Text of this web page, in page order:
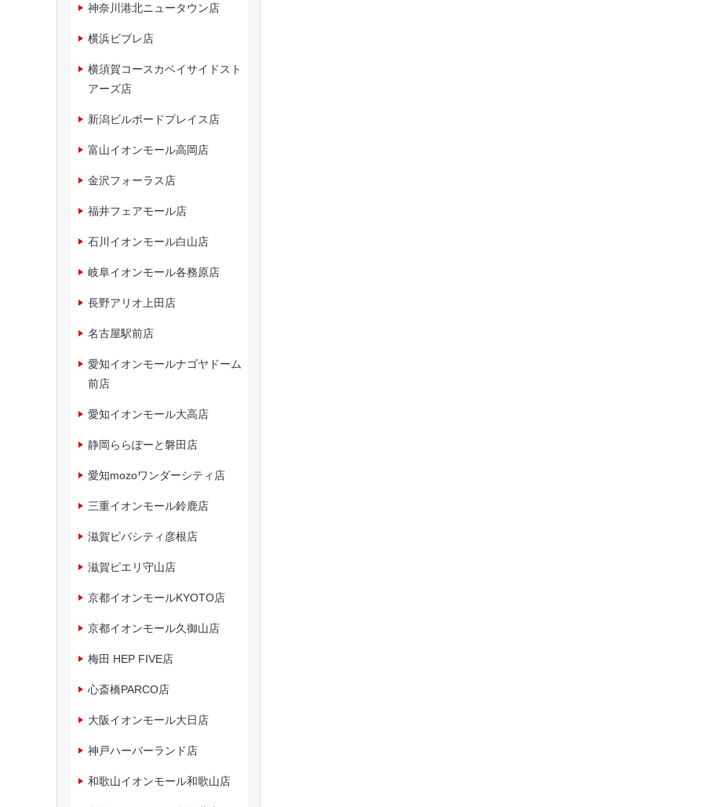
神奈川港北ニュータウン店
横浜ビブレ店
横須賀コースカベイサイドスト
アーズ店
新潟ビルボードプレイス店
富山イオンモール高岡店
金沢フォーラス店
福井フェアモール店
石川イオンモール白山店
岐阜イオンモール各務原店
長野アリオ上田店
名古屋駅前店
愛知イオンモールナゴヤドーム
前店
愛知イオンモール大高店
静岡ららぽーと磐田店
愛知mozoワンダーシティ店
三重イオンモール鈴鹿店
滋賀ビバシティ彦根店
滋賀ピエリ守山店
京都イオンモールKYOTO店
京都イオンモール久御山店
梅田 HEP FIVE店
心斎橋PARCO店
大阪イオンモール大日店
神戸ハーバーランド店
和歌山イオンモール和歌山店